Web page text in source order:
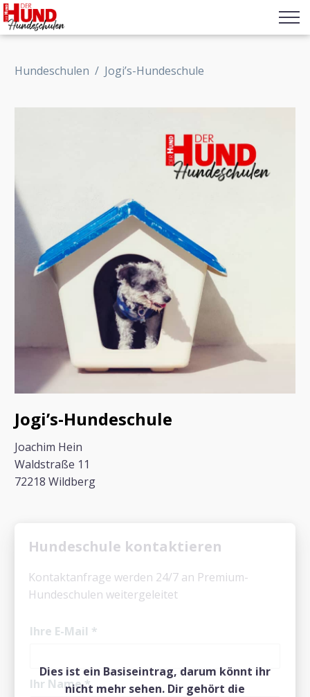
Hundeschulen / Jogi’s-Hundeschule
Jogi’s-Hundeschule
Joachim Hein
Waldstraße 11
72218 Wildberg
Dies ist ein Basiseintrag, darum könnt ihr
nicht mehr sehen. Dir gehört die
Hundeschule kontaktieren
Kontaktanfrage werden 24/7 an Premium-
Hundeschulen weitergeleitet
Ihre E-Mail *
Ihr Name*